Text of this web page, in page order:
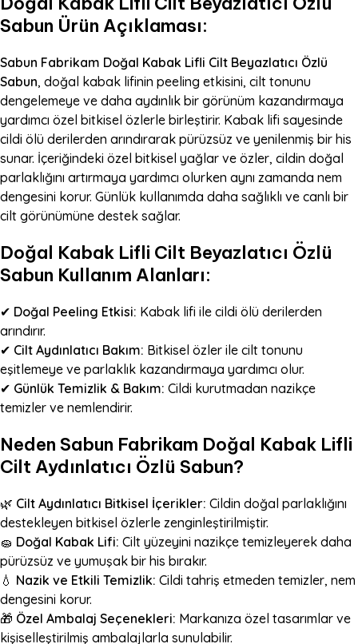
Sabun Ürün Açıklaması:
Sabun Fabrikam Doğal Kabak Lifli Cilt Beyazlatıcı Özlü
Sabun, doğal kabak lifinin peeling etkisini, cilt tonunu
dengelemeye ve daha aydınlık bir görünüm kazandırmaya
yardımcı özel bitkisel özlerle birleştirir. Kabak lifi sayesinde
cildi ölü derilerden arındırarak pürüzsüz ve yenilenmiş bir his
sunar. İçeriğindeki özel bitkisel yağlar ve özler, cildin doğal
parlaklığını artırmaya yardımcı olurken aynı zamanda nem
dengesini korur. Günlük kullanımda daha sağlıklı ve canlı bir
cilt görünümüne destek sağlar.
Doğal Kabak Lifli Cilt Beyazlatıcı Özlü
Sabun Kullanım Alanları:
✔ Doğal Peeling Etkisi: Kabak lifi ile cildi ölü derilerden
arındırır.
✔ Cilt Aydınlatıcı Bakım: Bitkisel özler ile cilt tonunu
eşitlemeye ve parlaklık kazandırmaya yardımcı olur.
✔ Günlük Temizlik & Bakım: Cildi kurutmadan nazikçe
temizler ve nemlendirir.
Neden Sabun Fabrikam Doğal Kabak Lifli
Cilt Aydınlatıcı Özlü Sabun?
🌿 Cilt Aydınlatıcı Bitkisel İçerikler: Cildin doğal parlaklığını
destekleyen bitkisel özlerle zenginleştirilmiştir.
🧽 Doğal Kabak Lifi: Cilt yüzeyini nazikçe temizleyerek daha
pürüzsüz ve yumuşak bir his bırakır.
💧 Nazik ve Etkili Temizlik: Cildi tahriş etmeden temizler, nem
dengesini korur.
🎁 Özel Ambalaj Seçenekleri: Markanıza özel tasarımlar ve
kişiselleştirilmiş ambalajlarla sunulabilir.